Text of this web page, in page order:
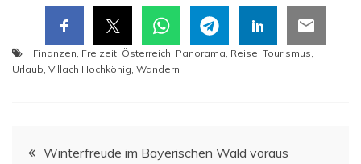
Finanzen, Freizeit, Österreich, Panorama, Reise, Tourismus,
Urlaub, Villach Hochkönig, Wandern
Beitragsnavigation
Win­ter­freu­de im Baye­ri­schen Wald voraus